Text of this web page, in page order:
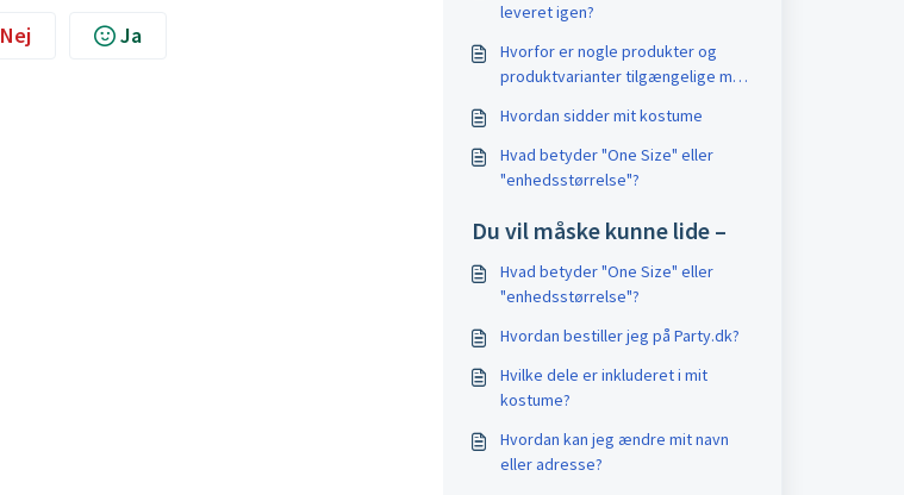
Nej Ja
leveret igen?
Hvorfor er nogle produkter og
produktvarianter tilgængelige med
Hvordan sidder mit kostume
Hvad betyder "One Size" eller
"enhedsstørrelse"?
Du vil måske kunne lide –
Hvad betyder "One Size" eller
"enhedsstørrelse"?
Hvordan bestiller jeg på Party.dk?
Hvilke dele er inkluderet i mit
kostume?
Hvordan kan jeg ændre mit navn
eller adresse?